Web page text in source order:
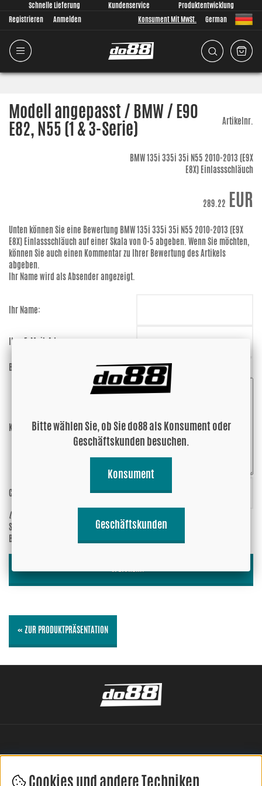
Schnelle Lieferung Kundenservice
Produktentwicklung
Registrieren
Anmelden Konsument Mit MwSt. German
Modell angepasst / BMW / E90
E82, N55 (1 & 3-Serie) Artikelnr.
BMW 135i 335i 35i N55 2010-2013 (E9X
E8X) Einlassschläuch
289.22 EUR
Unten können Sie eine Bewertung BMW 135i 335i 35i N55 2010-2013 (E9X
E8X) Einlassschläuch auf einer Skala von 0-5 abgeben. Wenn Sie möchten,
können Sie auch einen Kommentar zu Ihrer Bewertung des Artikels
abgeben.
Ihr Name wird als Absender angezeigt.
Ihr Name:
Ihre E-Mail-Adresse:
Bewertung:
Kommentar:
Code eingeben:
(anti-spam)
Soll Ihre E-Mail-Adresse mit der
Bewertung angezeigt werden?
Ja
SPEICHERN »
« ZUR PRODUKTPRÄSENTATION
Cookies und andere Techniken
Bitte wählen Sie, ob Sie do88 als Konsument oder
Geschäftskunden besuchen.
Konsument
Geschäftskunden